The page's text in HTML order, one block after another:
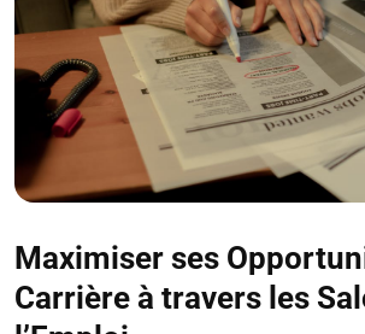
Maximiser ses
Carrière à travers les